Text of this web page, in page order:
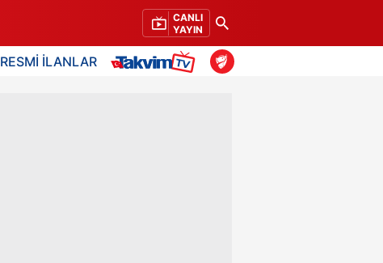
CANLI
YAYIN
RESMİ İLANLAR